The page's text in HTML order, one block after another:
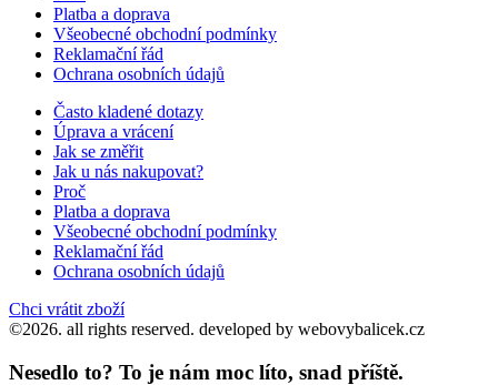
Platba a doprava
Všeobecné obchodní podmínky
Reklamační řád
Ochrana osobních údajů
Často kladené dotazy
Úprava a vrácení
Jak se změřit
Jak u nás nakupovat?
Proč
Platba a doprava
Všeobecné obchodní podmínky
Reklamační řád
Ochrana osobních údajů
Chci vrátit zboží
©2026. all rights reserved. developed by webovybalicek.cz
Nesedlo to? To je nám moc líto, snad příště.